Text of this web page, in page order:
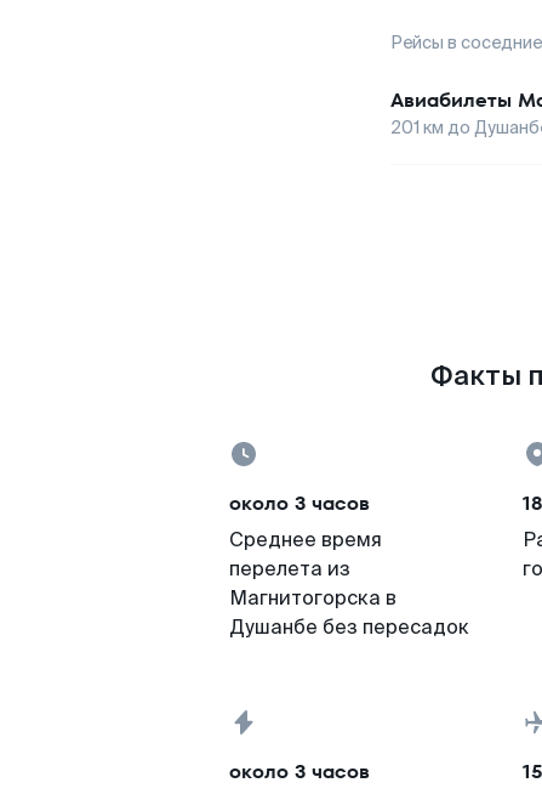
Рейсы в
Авиабилеты
201 км до
Факты
около 3 часов
Среднее время
перелета из
Магнитогорска в
Душанбе без пересадок
около 3 часов 15